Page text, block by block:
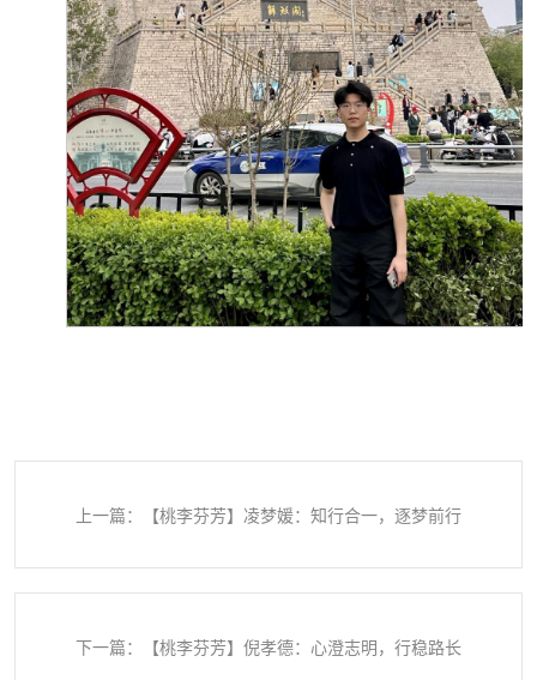
上一篇：【桃李芬芳】凌梦媛：知行合一，逐梦前行
下一篇：【桃李芬芳】倪孝德：心澄志明，行稳路长